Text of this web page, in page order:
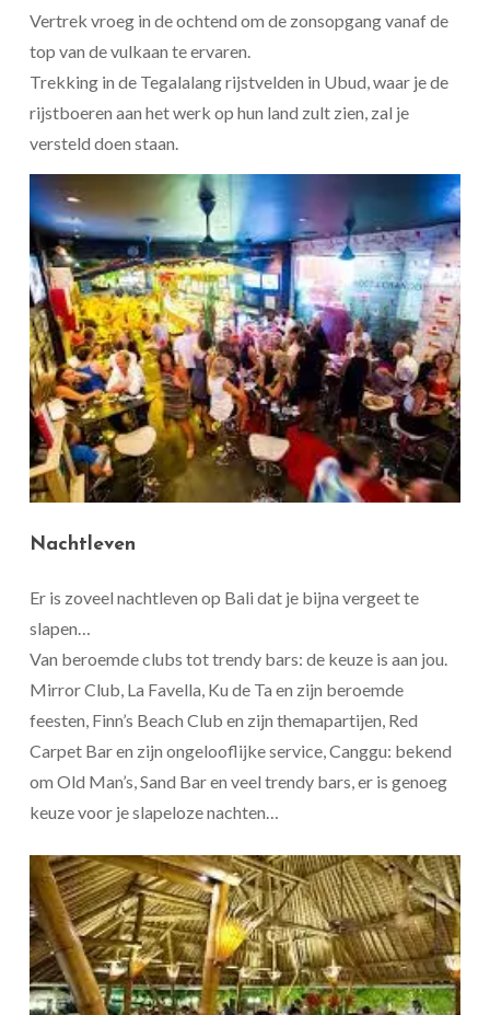
Vertrek vroeg in de ochtend om de zonsopgang vanaf de
top van de vulkaan te ervaren.
Trekking in de Tegalalang rijstvelden in Ubud, waar je de
rijstboeren aan het werk op hun land zult zien, zal je
versteld doen staan.
Nachtleven
Er is zoveel nachtleven op Bali dat je bijna vergeet te
slapen…
Van beroemde clubs tot trendy bars: de keuze is aan jou.
Mirror Club, La Favella, Ku de Ta en zijn beroemde
feesten, Finn’s Beach Club en zijn themapartijen, Red
Carpet Bar en zijn ongelooflijke service, Canggu: bekend
om Old Man’s, Sand Bar en veel trendy bars, er is genoeg
keuze voor je slapeloze nachten…